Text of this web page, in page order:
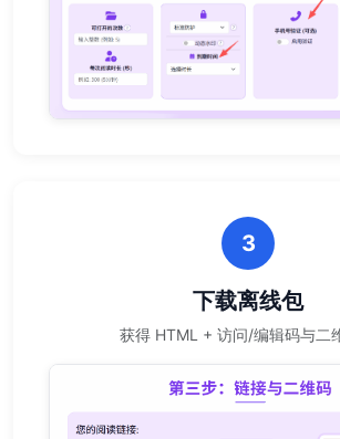
3
下载离线包
获得 HTML + 访问/编辑码与二